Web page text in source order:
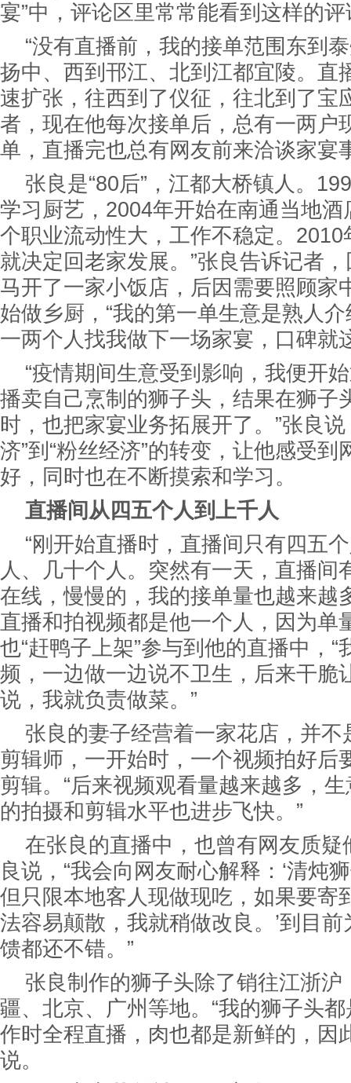
宴”中，评论区里常常能看到这样的评
“没有直播前，我的接单范围东到
扬中、西到邗江、北到江都宜陵。直
速扩张，往西到了仪征，往北到了宝
者，现在他每次接单后，总有一两户
单，直播完也总有网友前来洽谈家宴
张良是“80后”，江都大桥镇人。
学习厨艺，2004年开始在南通当地酒
个职业流动性大，工作不稳定。
就决定回老家发展。”张良告诉记者
马开了一家小饭店，后因需要照顾家
始做乡厨，“我的第一单生意是熟人
一两个人找我做下一场家宴，口碑就
“疫情期间生意受到影响，我便开
播卖自己烹制的狮子头，结果在狮子
时，也把家宴业务拓展开了。”张良说
济”到“粉丝经济”的转变，让他感受
好，同时也在不断摸索和学习。
直播间从四五个人到上千人
“刚开始直播时，直播间只有四五
人、几十个人。突然有一天，直播间
在线，慢慢的，我的接单量也越来越
直播和拍视频都是他一个人，因为单
也“赶鸭子上架”参与到他的直播中，“
频，一边做一边说不卫生，后来干脆
说，我就负责做菜。”
张良的妻子经营着一家花店，并不
剪辑师，一开始时，一个视频拍好后
剪辑。“后来视频观看量越来越多，
的拍摄和剪辑水平也进步飞快。”
在张良的直播中，也曾有网友质疑
良说，“我会向网友耐心解释：‘清炖
但只限本地客人现做现吃，如果要寄
法容易颠散，我就稍做改良。’到目
馈都还不错。”
张良制作的狮子头除了销往江浙沪
疆、北京、广州等地。“我的狮子头
作时全程直播，肉也都是新鲜的，因
说。